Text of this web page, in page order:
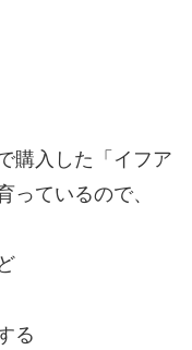
購入した「イフア
っているので、
る